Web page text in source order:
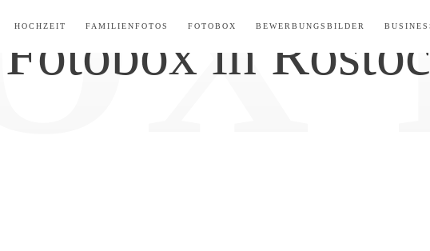
HOCHZEIT FAMILIENFOTOS FOTOBOX BEWERBUNGSBILDER
in